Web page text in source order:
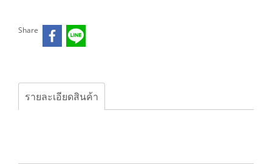
Share
รายละเอียดสินค้า